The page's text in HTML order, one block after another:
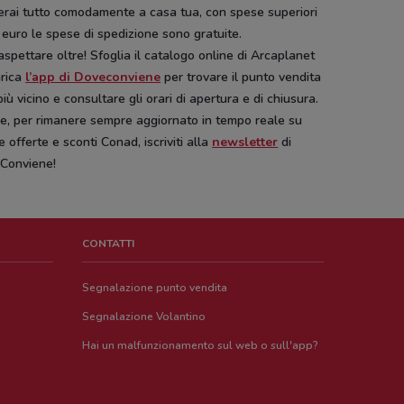
tutto comodamente a casa tua, con spese superiori
le spese di spedizione sono gratuite.
oltre! Sfoglia il catalogo online di Arcaplanet
l’app di Doveconviene per trovare il punto vendita
vicino e consultare gli orari di apertura e di chiusura.
per rimanere sempre aggiornato in tempo reale su
offerte e sconti Conad, iscriviti alla newsletter di
CONTATTI
Segnalazione punto vendita
Segnalazione Volantino
Hai un malfunzionamento sul web o sull'app?